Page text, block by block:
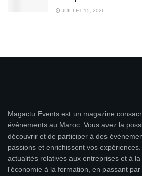
JUILLET 15, 2026
Magactu Events est un magazine
événements au Maroc. Vous avez la
découvrir et de participer à des
passions et enrichissent vos
actualités relatives aux entreprises et à
l'économie à la formation, en passant